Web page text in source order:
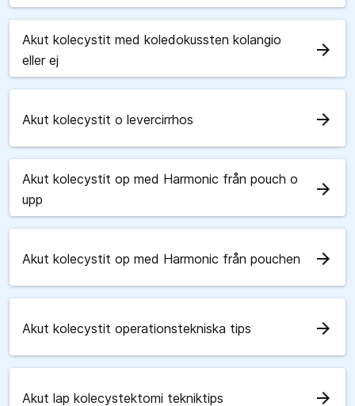
Akut kolecystit med koledokussten kolangio
eller ej
arrow_forward
Akut kolecystit o levercirrhos arrow_forward
Akut kolecystit op med Harmonic från pouch o
upp
arrow_forward
Akut kolecystit op med Harmonic från pouchen arrow_forward
Akut kolecystit operationstekniska tips arrow_forward
Akut lap kolecystektomi tekniktips arrow_forward